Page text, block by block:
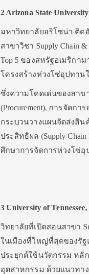
2 Arizona State University
มหาวิทยาลัยอริโซน่า ติด
สาขาวิชา Supply
Top 5 ของสหรัฐอเมริกา
โครงสร้างห่วงโซ่อุปทา
ซึ่งความโดดเด่นของสา
(Procurement), การจัดกา
กระบวนวางแผนจัดส่งสิน
ประสิทธิผล (Supply
ศึกษาการจัดการห่วงโซ่
3 University of
วิทยาลัยที่เปิดสอนสาขา
ในเมืองที่ใหญ่ที่สุดของรั
ประยุกต์ใช้นวัตกรรม หลั
อุตสาหกรรม ด้วยแนวทาง